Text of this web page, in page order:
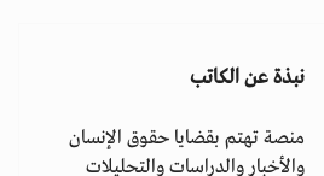
نبذة عن الكاتب
منصة تهتم بقضايا حقوق الإنسان
والأخبار والدراسات والتحليلات